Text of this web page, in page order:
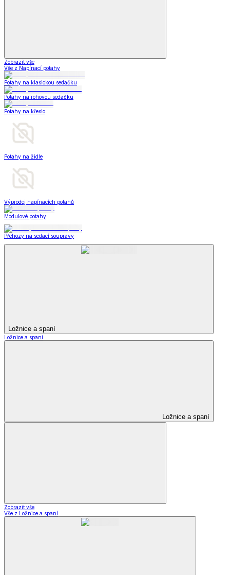
Zobrazit vše
Vše z Napínací potahy
Potahy na klasickou sedačku
Potahy na rohovou sedačku
Potahy na křeslo
Potahy na židle
Výprodej napínacích potahů
Modulové potahy
Přehozy na sedací soupravy
Ložnice a spaní
Ložnice a spaní
Ložnice a spaní
Zobrazit vše
Vše z Ložnice a spaní